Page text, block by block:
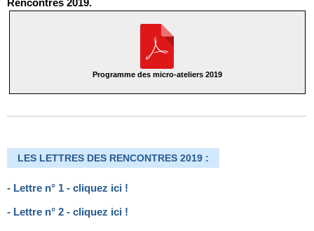
Rencontres 2019.
Programme des micro-ateliers 2019
LES LETTRES DES RENCONTRES 2019 :
- Lettre n° 1 - cliquez ici !
- Lettre n° 2 - cliquez ici !